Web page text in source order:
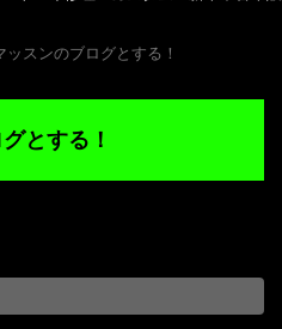
ッスンのブログとする！
とする！